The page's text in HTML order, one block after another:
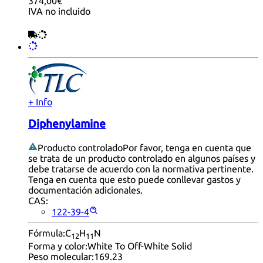
IVA no incluido
+ Info
Diphenylamine
Producto controladoPor favor, tenga en cuenta que
se trata de un producto controlado en algunos países y
debe tratarse de acuerdo con la normativa pertinente.
Tenga en cuenta que esto puede conllevar gastos y
documentación adicionales.
CAS:
122-39-4
Fórmula:C12H11 N
Forma y color:White To Off-White Solid
Peso molecular:169.23